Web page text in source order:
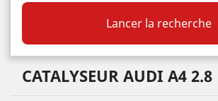
Lancer la recherche
CATALYSEUR AUDI A4 2.8